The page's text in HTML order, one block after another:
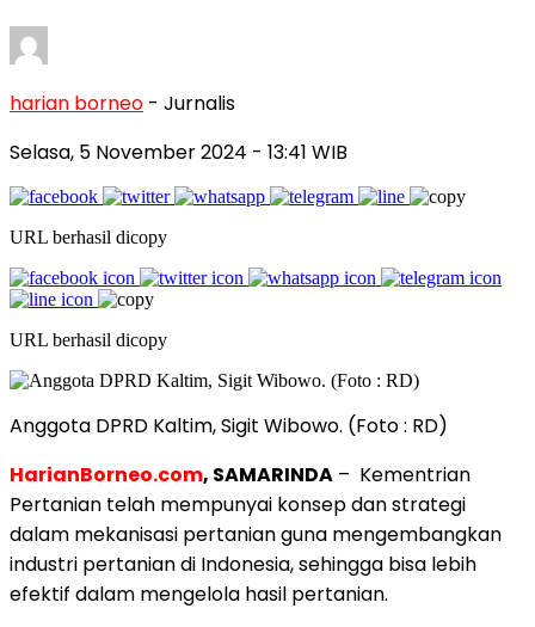
harian borneo - Jurnalis
Selasa, 5 November 2024 - 13:41 WIB
URL berhasil dicopy
URL berhasil dicopy
Anggota DPRD Kaltim, Sigit Wibowo. (Foto : RD)
HarianBorneo.com, SAMARINDA – Kementrian
Pertanian telah mempunyai konsep dan strategi
dalam mekanisasi pertanian guna mengembangkan
industri pertanian di Indonesia, sehingga bisa lebih
efektif dalam mengelola hasil pertanian.